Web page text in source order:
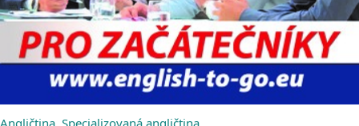
Angličtina Specializovaná angličtina